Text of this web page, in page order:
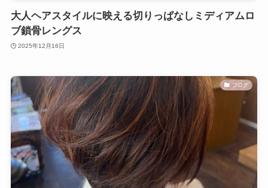
大人ヘアスタイルに映える切りっぱなしミディアムロ
ブ鎖骨レングス
2025年12月16日
ブログ